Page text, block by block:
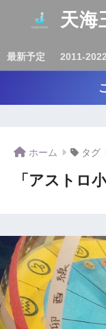
天
最新予定 2011-
ホーム タグ
「アストロ